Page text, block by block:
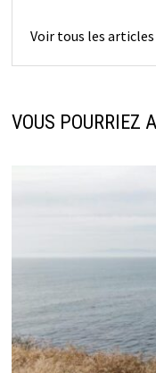
Voir tous les
VOUS POURRIEZ